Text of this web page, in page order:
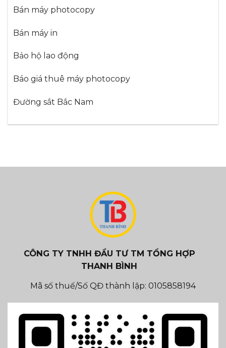
Bán máy photocopy
Bán máy in
Bảo hộ lao động
Báo giá thuê máy photocopy
Đường sắt Bắc Nam
CÔNG TY TNHH ĐẦU TƯ TM TỔNG HỢP
THANH BÌNH
Mã số thuế/Số QĐ thành lập: 0105858194